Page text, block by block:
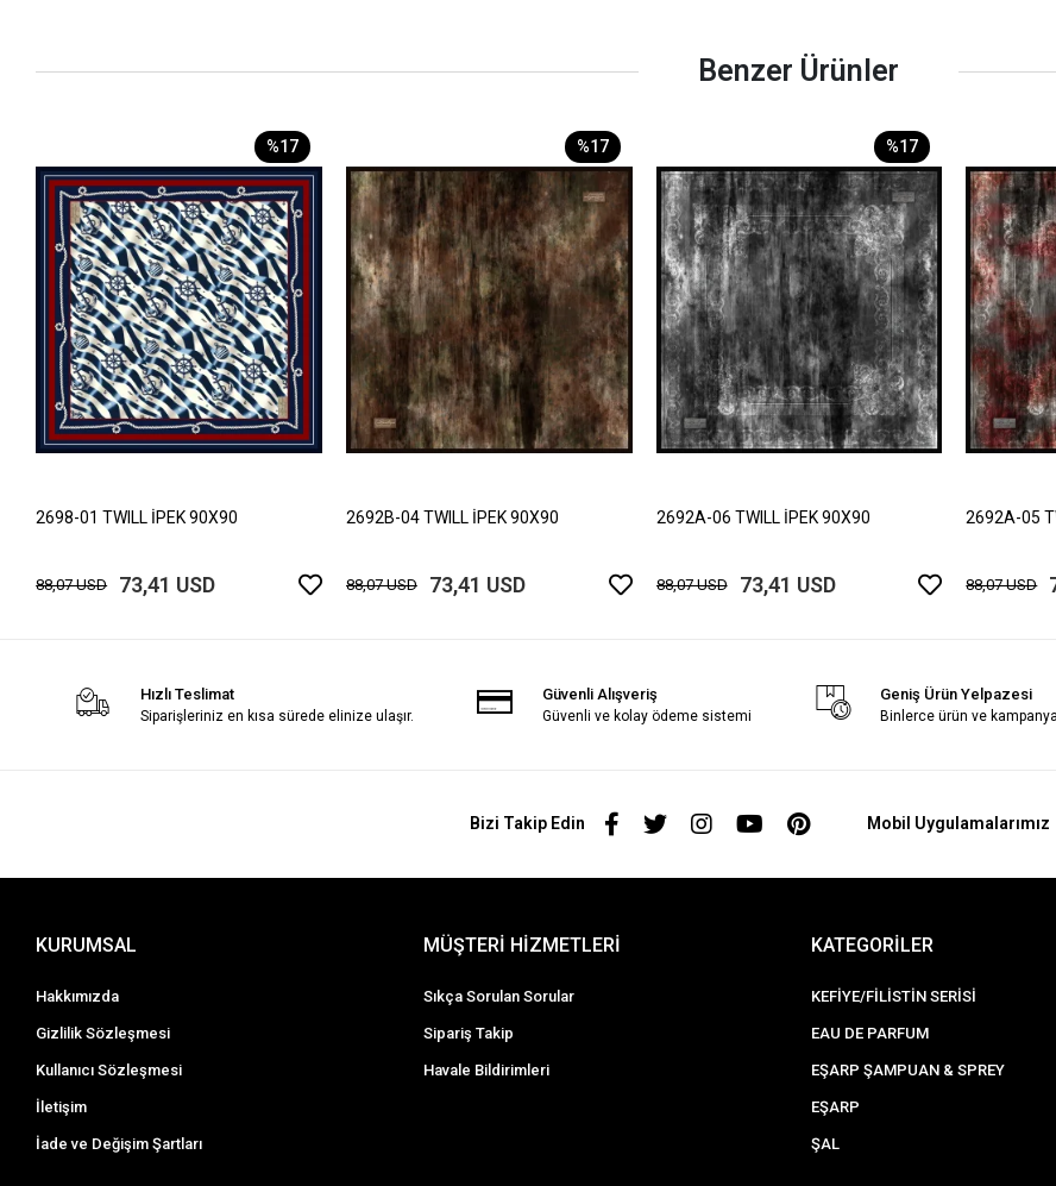
Benzer Ürünler
%17
2698-01 TWILL İPEK 90X90
88,07 USD 73,41 USD
%17
2692B-04 TWILL İPEK 90X90
88,07 USD 73,41 USD
%17
2692A-06 TWILL İPEK 90X90
88,07 USD 73,41 USD
2692A-05
88,07 USD
Hızlı Teslimat
Siparişleriniz en kısa sürede elinize ulaşır.
Güvenli Alışveriş
Güvenli ve kolay ödeme sistemi
Geniş Ürün Yelpazesi
Binlerce ürün ve
Bizi Takip Edin Mobil Uygulamalarımız
KURUMSAL
Hakkımızda
Gizlilik Sözleşmesi
Kullanıcı Sözleşmesi
İletişim
İade ve Değişim Şartları
MÜŞTERİ HİZMETLERİ
Sıkça Sorulan Sorular
Sipariş Takip
Havale Bildirimleri
KATEGORİLER
KEFİYE/FİLİSTİN SERİSİ
EAU DE PARFUM
EŞARP ŞAMPUAN & SPREY
EŞARP
ŞAL